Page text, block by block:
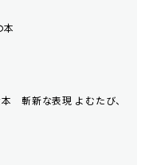
本
斬新な表現 よむたび、